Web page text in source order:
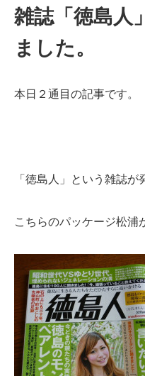
雑誌「徳島人
ました。
本日２通目の記事です。
「徳島人」という雑誌が
こちらのパッケージ松浦